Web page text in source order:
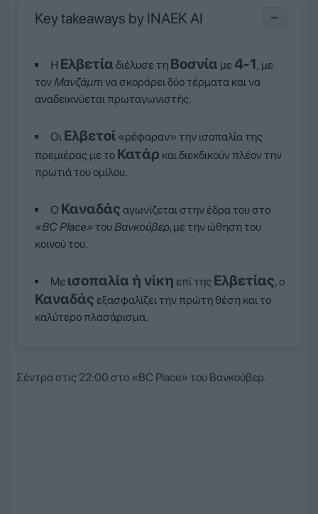
Key takeaways by INAEK AI −
Η Ελβετία διέλυσε τη Βοσνία με 4-1, με
τον Μανζάμπινα σκοράρει δύο τέρματα και να
αναδεικνύεται πρωταγωνιστής.
Οι Ελβετοί «ρέφαραν» την ισοπαλία της
πρεμιέρας με το Κατάρ και διεκδικούν πλέον την
πρωτιά του ομίλου.
Ο Καναδάς αγωνίζεται στην έδρα του στο
«BC Place» του Βανκούβερ, με την ώθηση του
κοινού του.
Με ισοπαλία ή νίκη επί της Ελβετίας, ο
Καναδάς εξασφαλίζει την πρώτη θέση και το
καλύτερο πλασάρισμα.
Σέντρα στις 22:00 στο «BC Place» του Βανκούβερ.